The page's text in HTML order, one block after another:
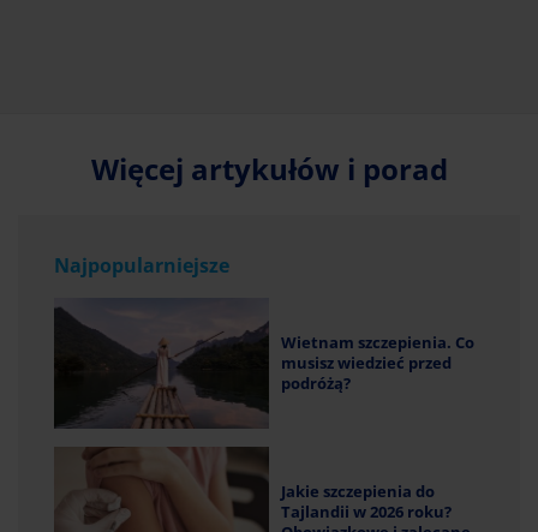
Więcej artykułów i porad
Najpopularniejsze
Wietnam szczepienia. Co
musisz wiedzieć przed
podróżą?
Jakie szczepienia do
Tajlandii w 2026 roku?